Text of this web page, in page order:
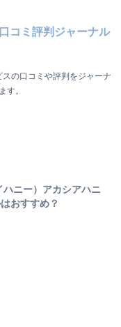
コミ評判ジャーナル
の口コミや評判をジャーナ
す。
ハニー）アカシアハニ
おすすめ？